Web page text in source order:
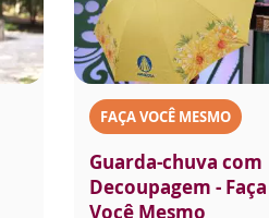
FAÇA VOCÊ MESMO
Guarda-chuva com
Decoupagem - Faça
Você Mesmo